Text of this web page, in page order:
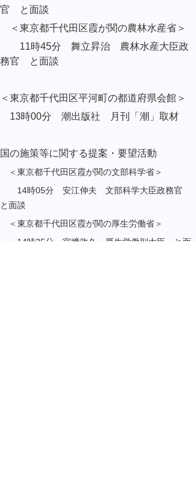
官 と面談
＜東京都千代田区霞が関の農林水産省＞
11時45分 舞立昇治 農林水産大臣政
務官 と面談
＜東京都千代田区平河町の都道府県会館＞
13時00分 潮出版社 月刊「潮」取材
国の施策等に関する提案・要望活動
＜東京都千代田区霞が関の文部科学省＞
14時05分 安江伸夫 文部科学大臣政務官
と面談
＜東京都千代田区霞が関の厚生労働省＞
14時35分 宮﨑政久 厚生労働副大臣 と面